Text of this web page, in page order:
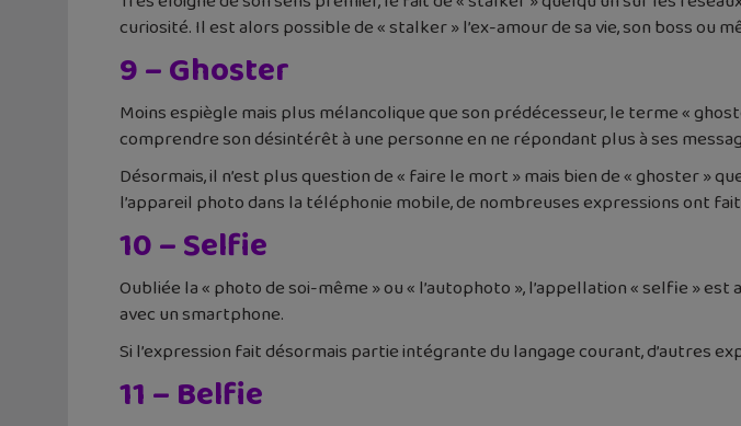
curiosité. Il est alors possible de « stalker » l’ex-amour de sa vie, son boss ou
9 – Ghoster
Moins espiègle mais plus mélancolique que son prédécesseur, le terme «
comprendre son désintérêt à une personne en ne répondant plus à ses
Désormais, il n’est plus question de « faire le mort » mais bien de « ghoster »
l’appareil photo dans la téléphonie mobile, de nombreuses expressions ont
10 – Selfie
Oubliée la « photo de soi-même » ou « l’autophoto », l’appellation « selfie »
avec un smartphone.
Si l’expression fait désormais partie intégrante du langage courant, d’autres
11 – Belfie